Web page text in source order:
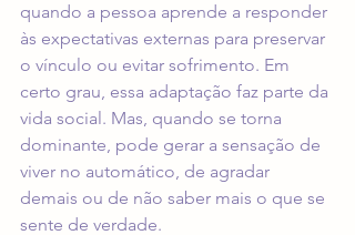
quando a pessoa aprende a responder
às expectativas externas para preservar
o vínculo ou evitar sofrimento. Em
certo grau, essa adaptação faz parte da
vida social. Mas, quando se torna
dominante, pode gerar a sensação de
viver no automático, de agradar
demais ou de não saber mais o que se
sente de verdade.